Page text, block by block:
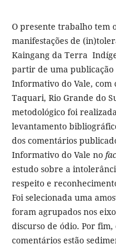
O presente trabalho tem
manifestações de
Kaingang da Terra
partir de uma publicação
Informativo do Vale, com
Taquari, Rio Grande do
metodológico foi
levantamento
dos comentários
Informativo do Vale no
estudo sobre a
respeito e
Foi selecionada uma
foram agrupados nos
discurso de ódio. Por
comentários estão